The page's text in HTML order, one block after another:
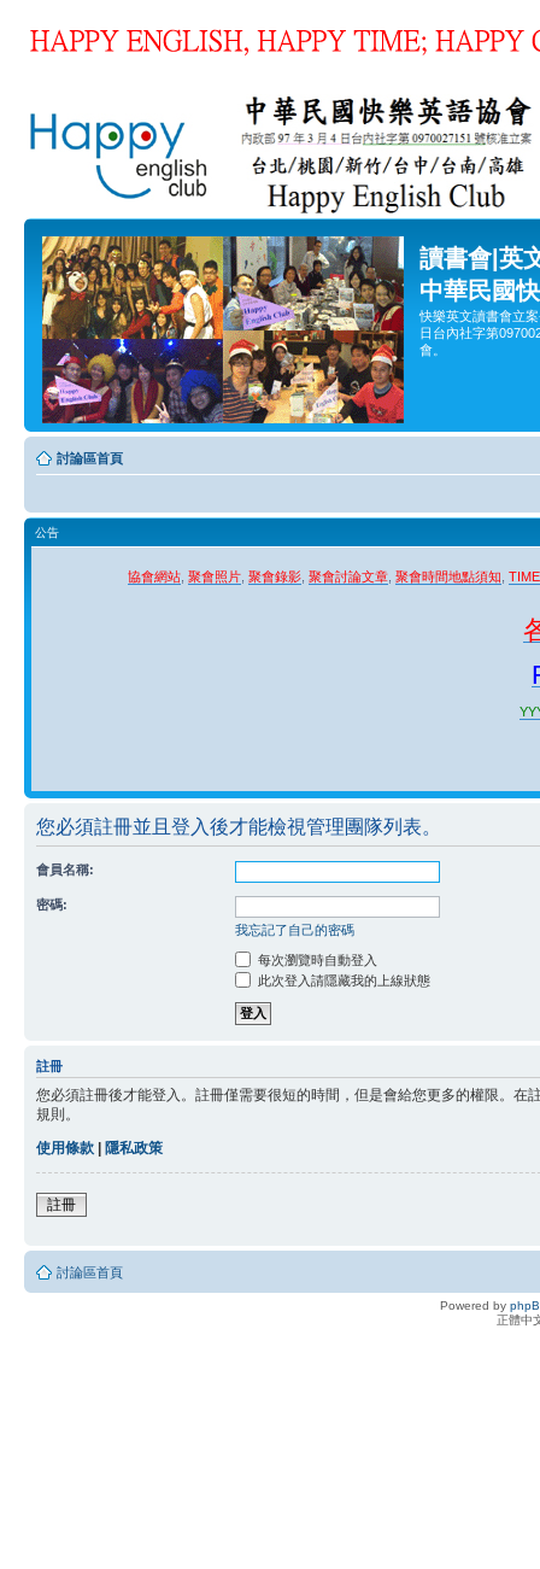
讀書會|英
中華民國
快樂英文讀書會立
日台內社字第
會。
討論區首頁
公告
協會網站 聚會照片 聚會錄影 聚會討論文章 聚會時間地點須知
您必須註冊並且登入後才能檢視管理團隊列表。
會員名稱:
密碼:
我忘記了自己的密碼
每次瀏覽時自動登入
此次登入請隱藏我的上線狀態
註冊
您必須註冊後才能登入。註冊僅需要很短的時間，但是會給您更多的權限。
規則。
使用條款 | 隱私政策
註冊
討論區首頁
Powered by
正體中